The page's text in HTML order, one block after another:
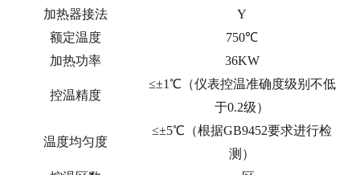
加热器接法
Y
额定温度
750℃
加热功率
36KW
控温精度
≤±1℃（仪表控温准确度级别不低
于0.2级）
温度均匀度
≤±5℃（根据GB9452要求进行检
测）